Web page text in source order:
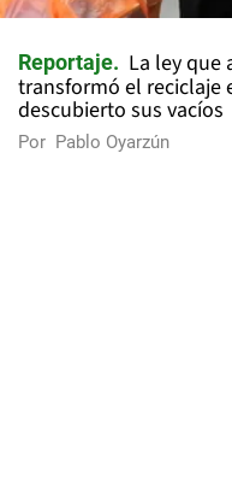
Reportaje
La ley que
transformó el reciclaje
descubierto sus vacíos
Por Pablo Oyarzún